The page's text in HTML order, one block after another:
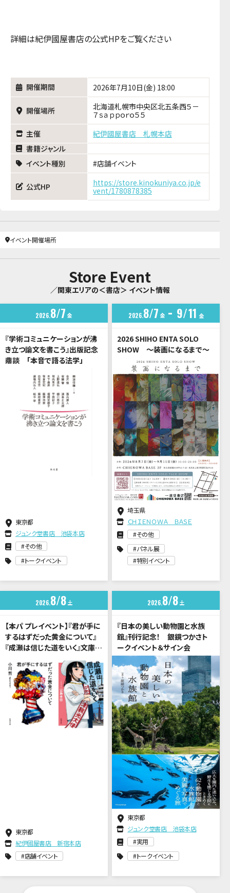
詳細は紀伊國屋書店の公式HPをご覧ください
開催期間 2026年7月10日(金) 18:00
開催場所
北海道札幌市中央区北五条西５－
７ｓａｐｐｏｒｏ５５
主催
紀伊國屋書店 札幌本店
書籍ジャンル
イベント種別
店舗イベント
公式HP
https://store.kinokuniya.co.jp/e
vent/1780878385
イベント開催場所
Store Event
／関東エリアの＜書店＞ イベント情報
2026 8 7 金
『学術コミュニケーションが沸
き立つ論文を書こう』出版記念
鼎談 「本音で語る法学」
東京都
ジュンク堂書店 池袋本店
その他
トークイベント
20268 7 金 9 11 金
2026 SHIHO ENTA SOLO
SHOW ～装画になるまで～
埼玉県
ＣＨＩＥＮＯＷＡ ＢＡＳＥ
その他
パネル展
特別イベント
20268 8 土
【本パ プレイベント】『君が手に
するはずだった黄金について』
『成瀬は信じた道をいく』文庫化
記念 小川哲×宮島未奈 トー
クイベント
東京都
紀伊國屋書店 新宿本店
店舗イベント
2026 8 8 土
『日本の美しい動物園と水族
館』刊行記念！ 銀鏡つかさト
ークイベント＆サイン会
東京都
ジュンク堂書店 池袋本店
実用
トークイベント